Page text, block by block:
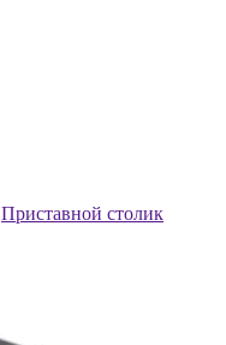
Приставной столик